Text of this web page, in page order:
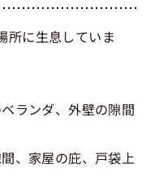
所に生息していま
ランダ、外壁の隙間
、家屋の庇、戸袋上